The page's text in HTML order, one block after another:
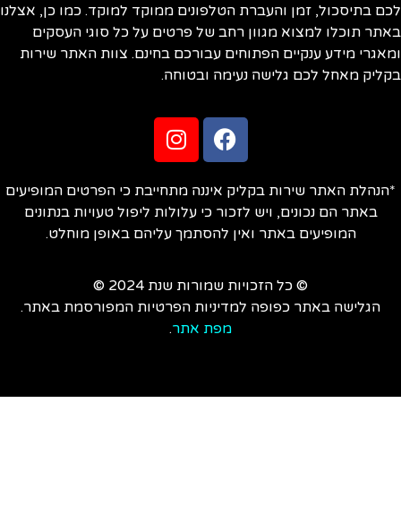
בתיסכול, זמן והעברת הטלפונים ממוקד למוקד. כמו כן, אצלנו
תוכלו למצוא מגוון רחב של פרטים על כל סוגי העסקים
מידע ענקיים הפתוחים עבורכם בחינם. צוות האתר שירות
מאחל לכם גלישה נעימה ובטוחה.
האתר שירות בקליק איננה מתחייבת כי הפרטים המופיעים
באתר הם נכונים, ויש לזכור כי עלולות ליפול טעויות בנתונים
המופיעים באתר ואין להסתמך עליהם באופן מוחלט.
© כל הזכויות שמורות שנת 2024 ©
הגלישה באתר כפופה למדיניות הפרטיות המפורסמת באתר.
מפת אתר.